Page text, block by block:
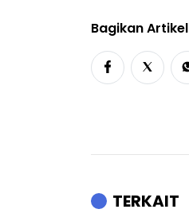
Bagikan
TERKAIT